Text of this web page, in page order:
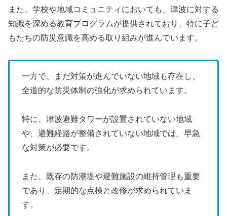
また、学校や地域コミュニティにおいても、津波に対する
知識を深める教育プログラムが提供されており、特に子ど
もたちの防災意識を高める取り組みが進んでいます。
一方で、まだ対策が進んでいない地域も存在し、
全道的な防災体制の強化が求められています。
特に、津波避難タワーが設置されていない地域
や、避難経路が整備されていない地域では、早急
な対策が必要です。
また、既存の防潮堤や避難施設の維持管理も重要
であり、定期的な点検と改修が求められていま
す。